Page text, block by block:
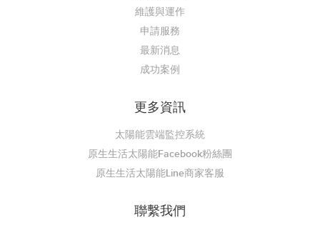
維護與運作
申請服務
最新消息
成功案例
更多資訊
太陽能雲端監控系統
原生生活太陽能Facebook粉絲團
原生生活太陽能Line商家客服
聯繫我們